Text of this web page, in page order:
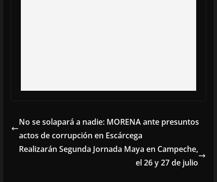
No se solapará a nadie: MORENA ante presuntos
actos de corrupción en Escárcega
Realizarán Segunda Jornada Maya en Campeche,
el 26 y 27 de julio